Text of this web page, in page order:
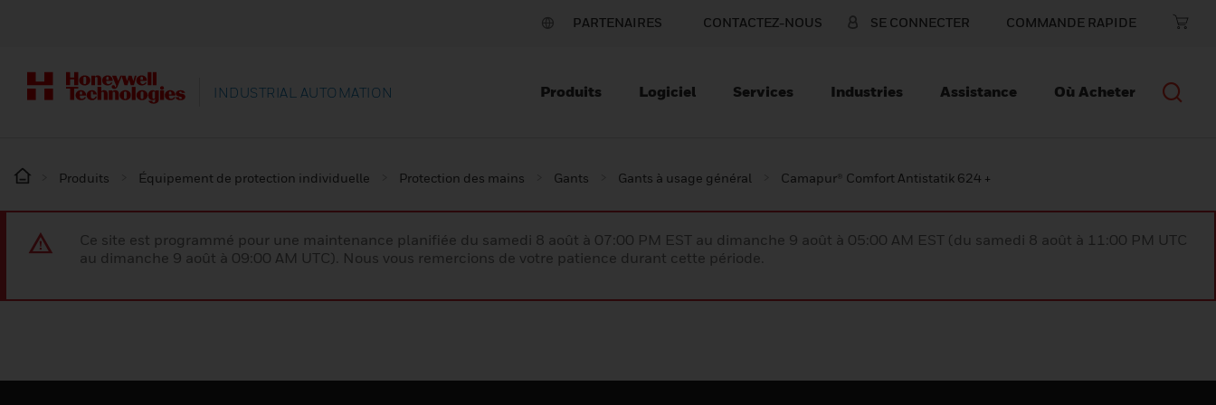
PARTENAIRES CONTACTEZ-NOUS SE CONNECTER COMMANDE RAPIDE
INDUSTRIAL AUTOMATION Produits Logiciel Services Industries Assistance Où Acheter
Produits Équipement de protection individuelle Protection des mains Gants Gants à usage général Camapur® Comfort Antistatik 624 +
Ce site est programmé pour une maintenance planifiée du samedi 8 août à 07:00 PM EST au dimanche 9 août à 05:00 AM EST (du samedi 8 août à 11:00 PM UTC
au dimanche 9 août à 09:00 AM UTC). Nous vous remercions de votre patience durant cette période.